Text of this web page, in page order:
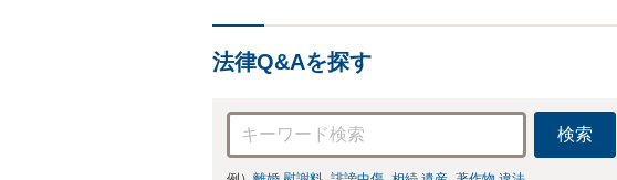
法律Q&Aを探す
検索